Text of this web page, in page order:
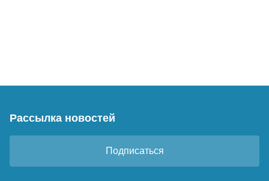
Рассылка новостей
Подписаться